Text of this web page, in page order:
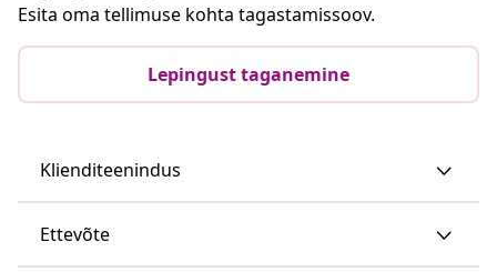
Esita oma tellimuse kohta tagastamissoov.
Lepingust taganemine
Klienditeenindus
Ettevõte